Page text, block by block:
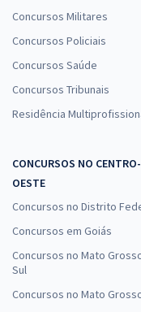
Concursos Militares
Concursos Policiais
Concursos Saúde
Concursos Tribunais
Residência
CONCURSOS NO CENTRO-
OESTE
Concursos no Distrito
Concursos em Goiás
Concursos no Mato
Sul
Concursos no Mato